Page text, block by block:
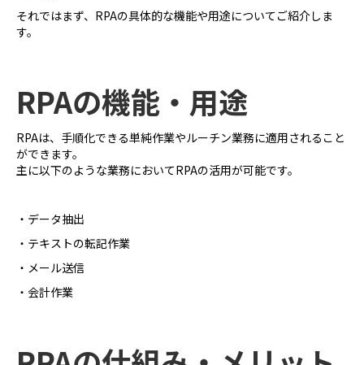
それではまず、RPAの具体的な機能や用途についてご紹介しま
す。
RPAの機能・用途
RPAは、手順化できる単純作業やルーチン業務に適用されること
ができます。
主に以下のような業務においてRPAの活用が可能です。
・データ抽出
・テキストの転記作業
・メール送信
・会計作業